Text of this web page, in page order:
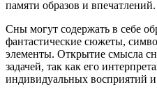
памяти образов и впечатлений.
Сны могут содержать в себе
фантастические сюжеты,
элементы. Открытие смысла
задачей, так как его
индивидуальных восприятий